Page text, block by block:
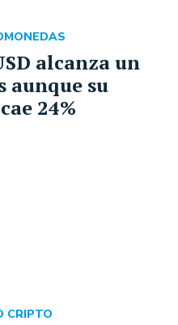
alcanza un
aunque su
24%
CRIPTO